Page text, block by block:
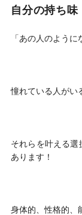
自分の持ち味
「あの人のよう
憧れている人がい
それらを叶える
あります！
身体的、性格的、